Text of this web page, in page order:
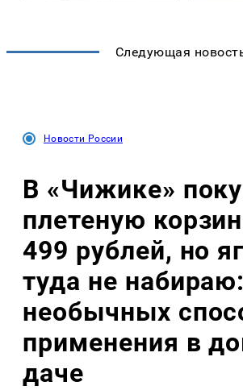
Следующая
Новости России
В «Чижике»
плетеную
499 рублей, но
туда не
необычных
применения в
даче